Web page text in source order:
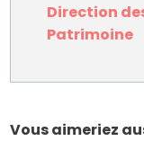
Direction
Patrimoine
Vous aimeriez